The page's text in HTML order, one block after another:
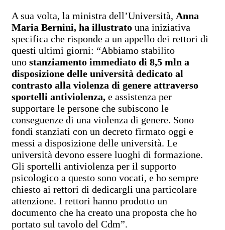
A sua volta, la ministra dell’Università, Anna
Maria Bernini, ha illustrato una iniziativa
specifica che risponde a un appello dei rettori di
questi ultimi giorni: “Abbiamo stabilito
uno stanziamento immediato di 8,5 mln a
disposizione delle università dedicato al
contrasto alla violenza di genere attraverso
sportelli antiviolenza, e assistenza per
supportare le persone che subiscono le
conseguenze di una violenza di genere. Sono
fondi stanziati con un decreto firmato oggi e
messi a disposizione delle università. Le
università devono essere luoghi di formazione.
Gli sportelli antiviolenza per il supporto
psicologico a questo sono vocati, e ho sempre
chiesto ai rettori di dedicargli una particolare
attenzione. I rettori hanno prodotto un
documento che ha creato una proposta che ho
portato sul tavolo del Cdm”.